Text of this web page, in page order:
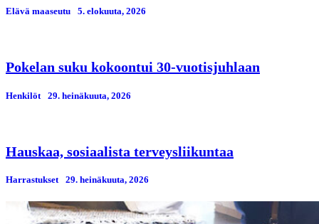
Elävä maaseutu 5. elokuuta, 2026
Pokelan suku kokoontui 30-vuotisjuhlaan
Henkilöt 29. heinäkuuta, 2026
Hauskaa, sosiaalista terveysliikuntaa
Harrastukset 29. heinäkuuta, 2026